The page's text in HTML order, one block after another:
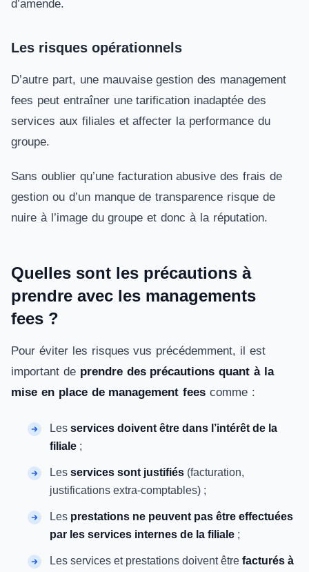
d’amende.
Les risques opérationnels
D’autre part, une mauvaise gestion des management
fees peut entraîner une tarification inadaptée des
services aux filiales et affecter la performance du
groupe.
Sans oublier qu’une facturation abusive des frais de
gestion ou d’un manque de transparence risque de
nuire à l’image du groupe et donc à la réputation.
Quelles sont les précautions à
prendre avec les managements
fees ?
Pour éviter les risques vus précédemment, il est
important de prendre des précautions quant à la
mise en place de management fees comme :
Les services doivent être dans l’intérêt de la
filiale ;
Les services sont justifiés (facturation,
justifications extra-comptables) ;
Les prestations ne peuvent pas être effectuées
par les services internes de la filiale ;
Les services et prestations doivent être facturés à